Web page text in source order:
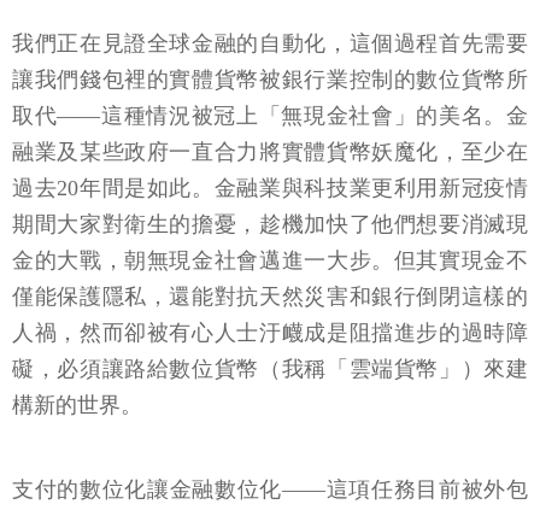
我們正在見證全球金融的自動化，這個過程首先需要
讓我們錢包裡的實體貨幣被銀行業控制的數位貨幣所
取代——這種情況被冠上「無現金社會」的美名。金
融業及某些政府一直合力將實體貨幣妖魔化，至少在
過去20年間是如此。金融業與科技業更利用新冠疫情
期間大家對衛生的擔憂，趁機加快了他們想要消滅現
金的大戰，朝無現金社會邁進一大步。但其實現金不
僅能保護隱私，還能對抗天然災害和銀行倒閉這樣的
人禍，然而卻被有心人士汙衊成是阻擋進步的過時障
礙，必須讓路給數位貨幣（我稱「雲端貨幣」）來建
構新的世界。
支付的數位化讓金融數位化——這項任務目前被外包